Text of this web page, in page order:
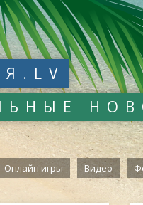
Онлайн игры Видео